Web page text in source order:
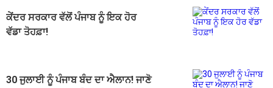
ਕੇਂਦਰ ਸਰਕਾਰ ਵੱਲੋਂ ਪੰਜਾਬ ਨੂੰ ਇਕ ਹੋਰ
ਵੱਡਾ ਤੋਹਫ਼ਾ!
30 ਜੁਲਾਈ ਨੂੰ ਪੰਜਾਬ ਬੰਦ ਦਾ ਐਲਾਨ! ਜਾਣੋ